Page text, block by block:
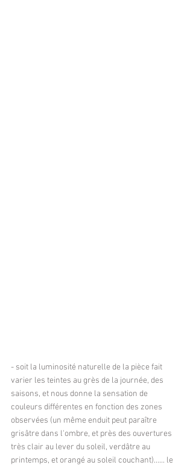
- soit la luminosité naturelle de la pièce fait
varier les teintes au grès de la journée, des
saisons, et nous donne la sensation de
couleurs différentes en fonction des zones
observées (un même enduit peut paraître
grisâtre dans l'ombre, et près des ouvertures
très clair au lever du soleil, verdâtre au
printemps, et orangé au soleil couchant)…... le